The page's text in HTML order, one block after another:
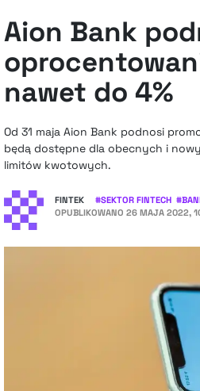
Aion Bank
nawet do 4%
Od 31 maja Aion Bank podnosi
będą dostępne dla obecnych i
limitów kwotowych.
FINTEK #SEKTOR FINTECH #
OPUBLIKOWANO 26 MAJA 2022,